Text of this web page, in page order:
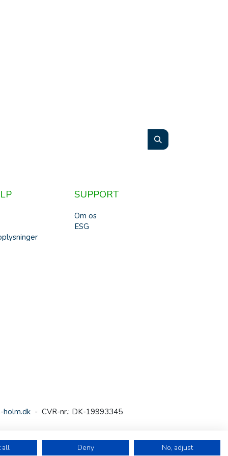
SUPPORT
Om os
ESG
holm.dk- CVR-nr.: DK-19993345
all Deny No, adjust